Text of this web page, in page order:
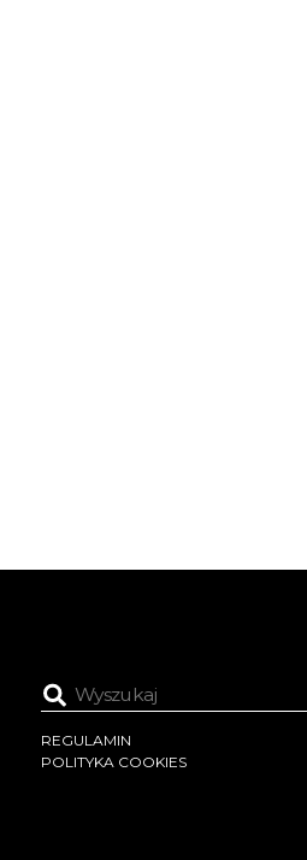
REGULAMIN
POLITYKA COOKIES